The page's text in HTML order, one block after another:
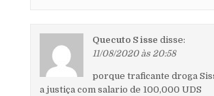
Quecuto S isse disse:
11/08/2020 às 20:58
porque traficante droga
a justiça com salario de 100,000 UDS